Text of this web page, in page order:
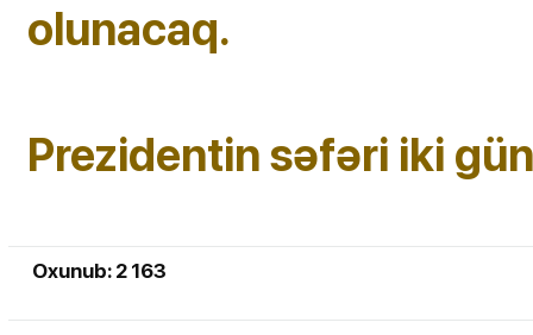
olunacaq.
Prezidentin səfəri iki
Oxunub: 2 163